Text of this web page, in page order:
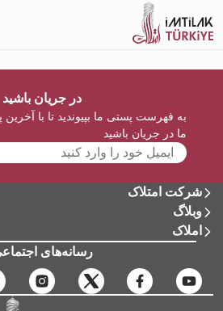
در جریان باشید
به فهرست پستی ما بپیوندید تا با آخرین
ما در جریان باشید
شرکت امتلاک
وبلاگ
املاک
رسانه‌های